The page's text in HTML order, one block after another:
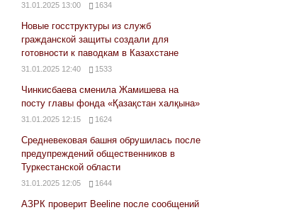
31.01.2025 13:00 1634
Новые госструктуры из служб
гражданской защиты создали для
готовности к паводкам в Казахстане
31.01.2025 12:40 1533
Чинкисбаева сменила Жамишева на
посту главы фонда «Қазақстан халқына»
31.01.2025 12:15 1624
Средневековая башня обрушилась после
предупреждений общественников в
Туркестанской области
31.01.2025 12:05 1644
АЗРК проверит Beeline после сообщений